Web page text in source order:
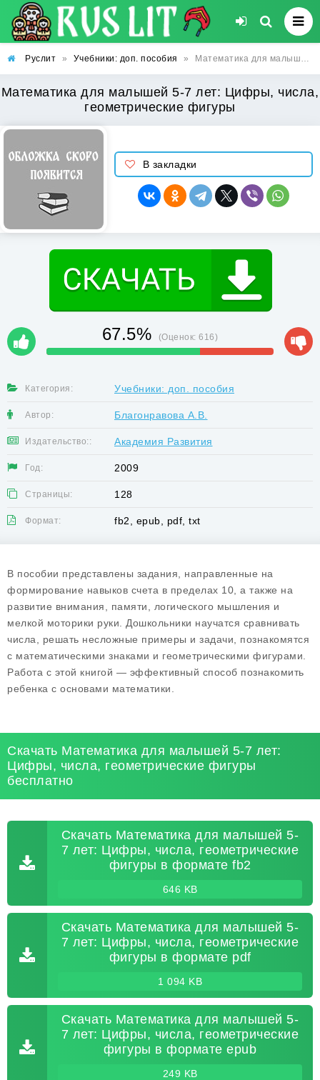
Руслит » Учебники: доп. пособия » Математика для малышей 5-7 лет: Цифры, числа, геометрические фигуры
Математика для малышей 5-7 лет: Цифры, числа,
геометрические фигуры
В закладки
67.5% (Оценок:616)
Категория: Учебники: доп. пособия
Автор: Благонравова А.В.
Издательство:: Академия Развития
Год: 2009
Страницы: 128
Формат: fb2, epub, pdf, txt
В пособии представлены задания, направленные на
формирование навыков счета в пределах 10, а также на
развитие внимания, памяти, логического мышления и
мелкой моторики руки. Дошкольники научатся сравнивать
числа, решать несложные примеры и задачи, познакомятся
с математическими знаками и геометрическими фигурами.
Работа с этой книгой — эффективный способ познакомить
ребенка с основами математики.
Скачать Математика для малышей 5-7 лет:
Цифры, числа, геометрические фигуры
бесплатно
Скачать Математика для малышей 5-
7 лет: Цифры, числа, геометрические
фигуры в формате fb2
646 KB
Скачать Математика для малышей 5-
7 лет: Цифры, числа, геометрические
фигуры в формате pdf
1 094 KB
Скачать Математика для малышей 5-
7 лет: Цифры, числа, геометрические
фигуры в формате epub
249 KB